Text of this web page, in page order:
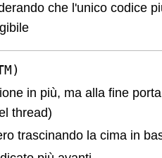
che l'unico codice
in più, ma alla fine
thread)
trascinando la cima in